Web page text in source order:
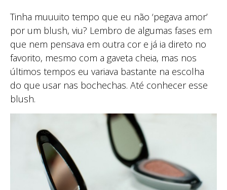
Tinha muuuito tempo que eu não ‘pegava amor’
por um blush, viu? Lembro de algumas fases em
que nem pensava em outra cor e já ia direto no
favorito, mesmo com a gaveta cheia, mas nos
últimos tempos eu variava bastante na escolha
do que usar nas bochechas. Até conhecer esse
blush.